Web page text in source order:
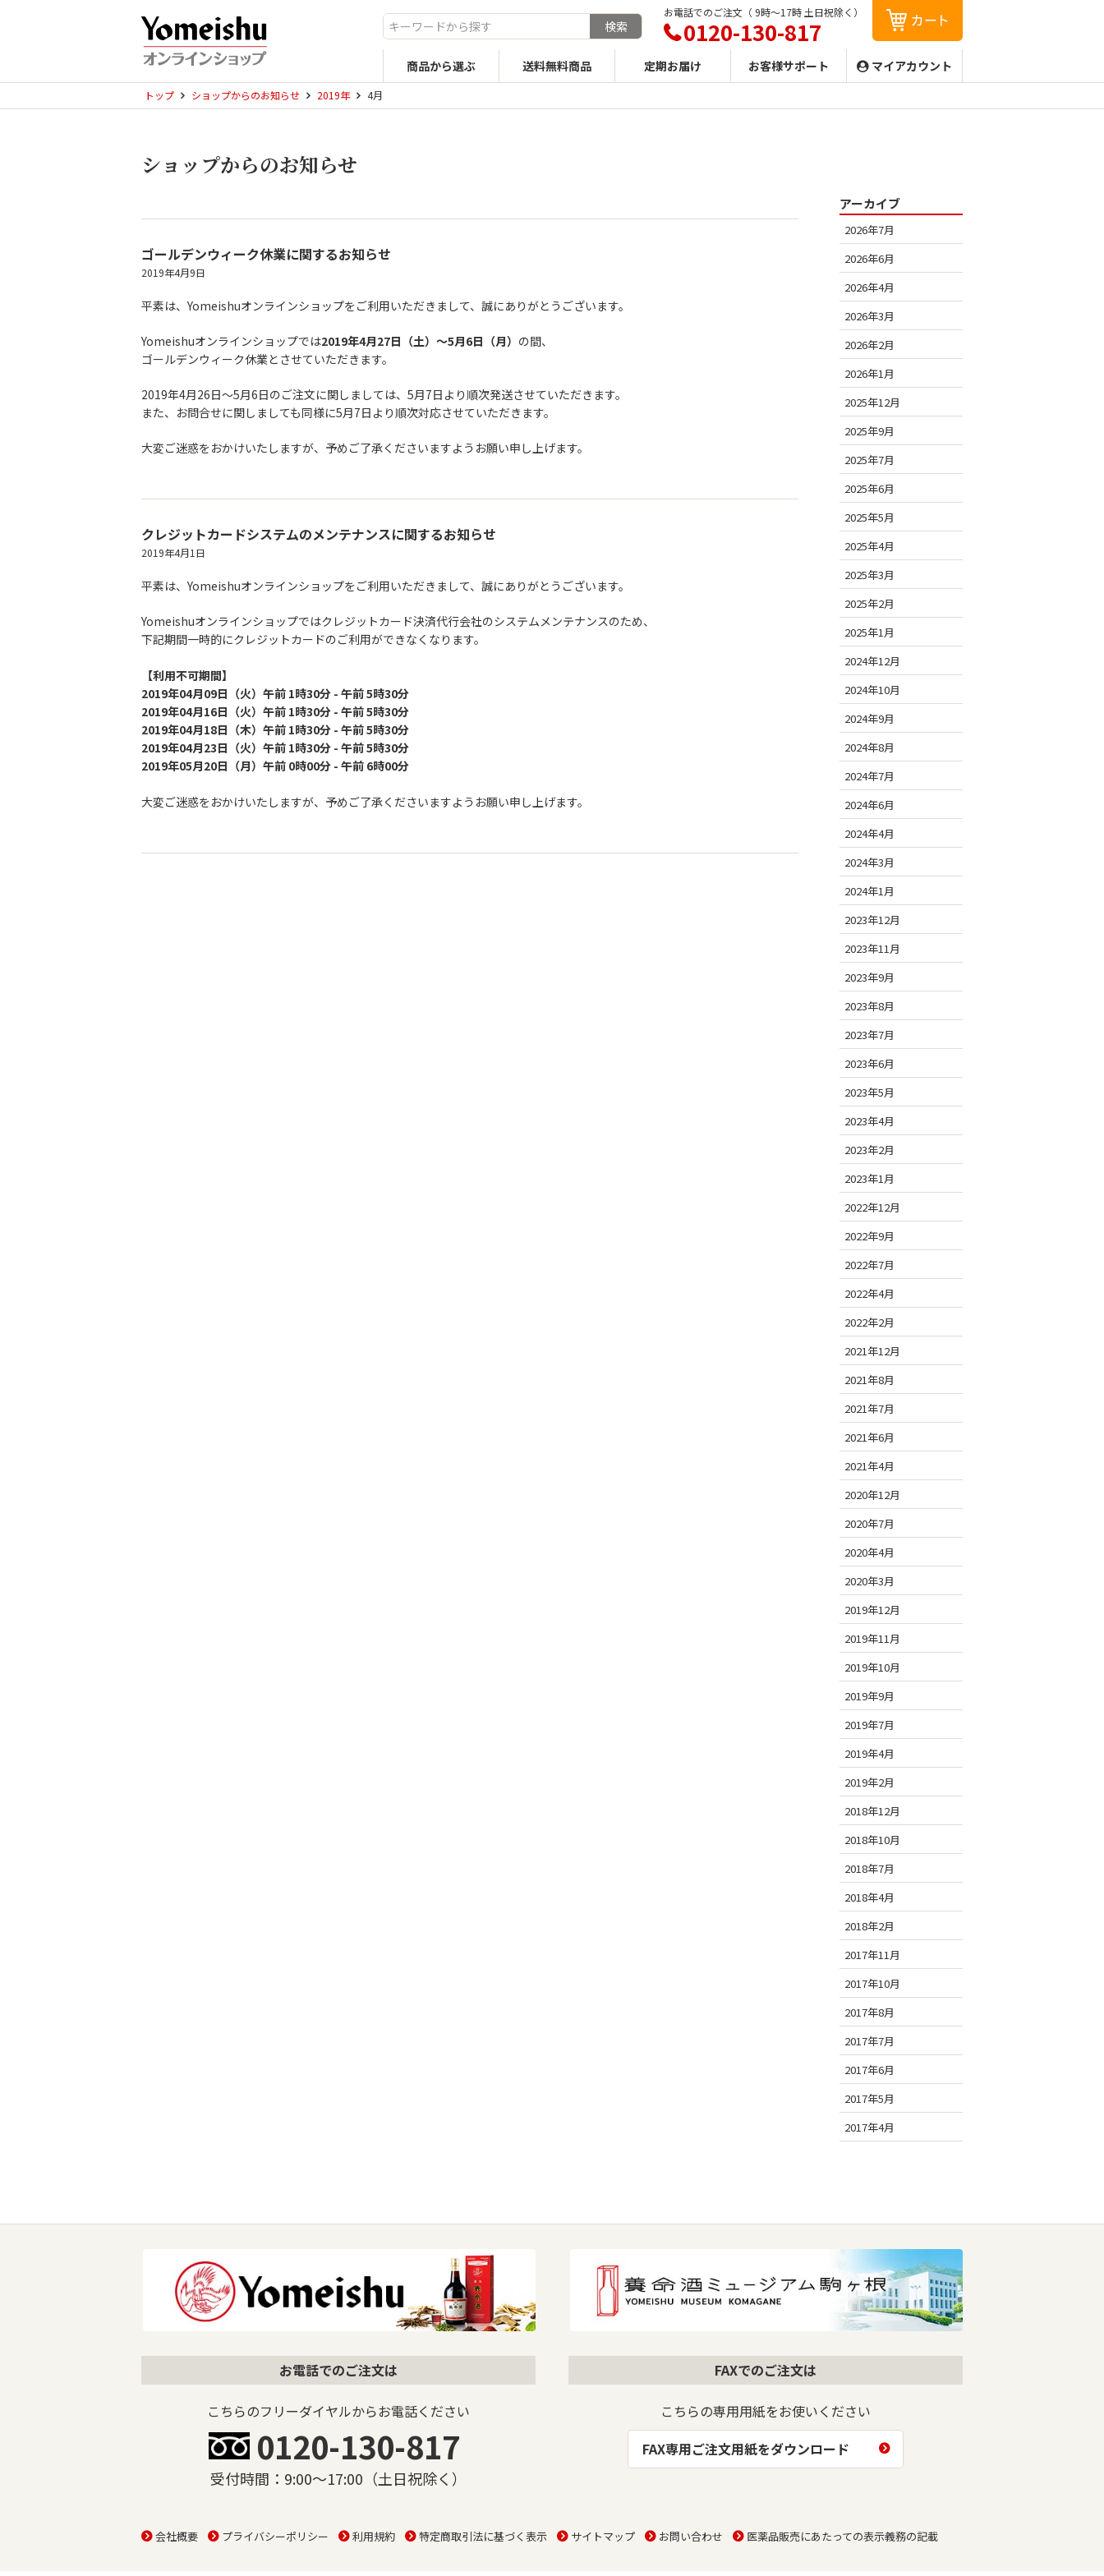
お電話でのご注文（ 9時〜17時 土日祝除く）
0120-130-817
商品から選ぶ 送料無料商品 定期お届け お客様サポート マイアカウント
トップ ショップからのお知らせ 2019年 4月
ショップからのお知らせ
ゴールデンウィーク休業に関するお知らせ
2019年4月9日
平素は、Yomeishuオンラインショップをご利用いただきまして、誠にありがとうございます。
Yomeishuオンラインショップでは2019年4月27日（土）〜5月6日（月） の間、
ゴールデンウィーク休業とさせていただきます。
2019年4月26日〜5月6日のご注文に関しましては、5月7日より順次発送させていただきます。
また、お問合せに関しましても同様に5月7日より順次対応させていただきます。
大変ご迷惑をおかけいたしますが、予めご了承くださいますようお願い申し上げます。
クレジットカードシステムのメンテナンスに関するお知らせ
2019年4月1日
平素は、Yomeishuオンラインショップをご利用いただきまして、誠にありがとうございます。
Yomeishuオンラインショップではクレジットカード決済代行会社のシステムメンテナンスのため、
下記期間一時的にクレジットカードのご利用ができなくなります。
【利用不可期間】
2019年04月09日（火）午前 1時30分 - 午前 5時30分
2019年04月16日（火）午前 1時30分 - 午前 5時30分
2019年04月18日（木）午前 1時30分 - 午前 5時30分
2019年04月23日（火）午前 1時30分 - 午前 5時30分
2019年05月20日（月）午前 0時00分 - 午前 6時00分
大変ご迷惑をおかけいたしますが、予めご了承くださいますようお願い申し上げます。
アーカイブ
2026年7月
2026年6月
2026年4月
2026年3月
2026年2月
2026年1月
2025年12月
2025年9月
2025年7月
2025年6月
2025年5月
2025年4月
2025年3月
2025年2月
2025年1月
2024年12月
2024年10月
2024年9月
2024年8月
2024年7月
2024年6月
2024年4月
2024年3月
2024年1月
2023年12月
2023年11月
2023年9月
2023年8月
2023年7月
2023年6月
2023年5月
2023年4月
2023年2月
2023年1月
2022年12月
2022年9月
2022年7月
2022年4月
2022年2月
2021年12月
2021年8月
2021年7月
2021年6月
2021年4月
2020年12月
2020年7月
2020年4月
2020年3月
2019年12月
2019年11月
2019年10月
2019年9月
2019年7月
2019年4月
2019年2月
2018年12月
2018年10月
2018年7月
2018年4月
2018年2月
2017年11月
2017年10月
2017年8月
2017年7月
2017年6月
2017年5月
2017年4月
お電話でのご注文は
こちらのフリーダイヤルからお電話ください
0120-130-817
受付時間：9:00〜17:00（土日祝除く）
FAXでのご注文は
こちらの専用用紙をお使いください
FAX専用ご注文用紙をダウンロード
会社概要 プライバシーポリシー 利用規約 特定商取引法に基づく表示 サイトマップ お問い合わせ 医薬品販売にあたっての表示義務の記載